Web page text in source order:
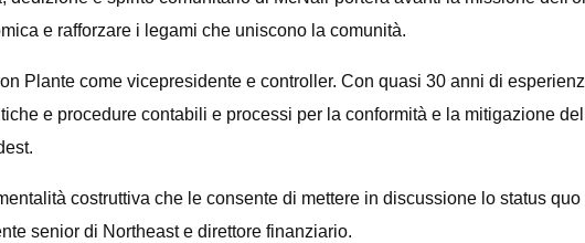
e rafforzare i legami che uniscono la comunità.
Plante come vicepresidente e controller. Con quasi 30 anni di
e procedure contabili e processi per la conformità e la mitigazione
costruttiva che le consente di mettere in discussione lo status
senior di Northeast e direttore finanziario.